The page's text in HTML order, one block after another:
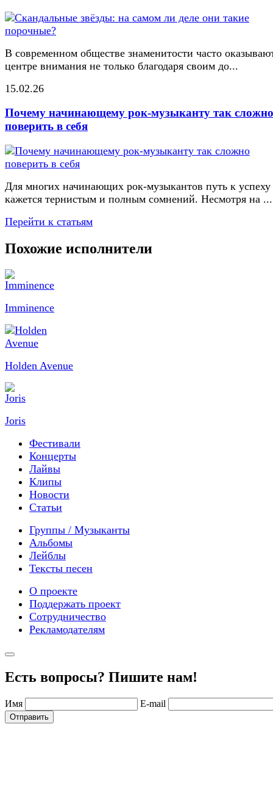
В современном обществе знаменитости часто
центре внимания не только благодаря своим до...
15.02.26
Почему начинающему рок-музыканту так сложно
поверить в себя
Для многих начинающих рок-музыкантов путь к успеху
кажется тернистым и полным сомнений. Несмотря на ...
Перейти к статьям
Похожие исполнители
Imminence
Holden Avenue
Joris
Фестивали
Концерты
Лайвы
Клипы
Новости
Статьи
Группы / Музыканты
Альбомы
Лейблы
Тексты песен
О проекте
Поддержать проект
Сотрудничество
Рекламодателям
Есть вопросы? Пишите нам!
Имя E-mail